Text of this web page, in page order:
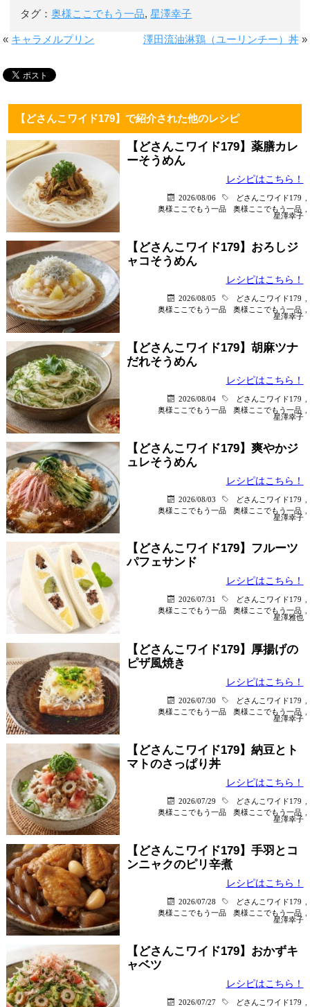
タグ：奥様ここでもう一品,星澤幸子
« キャラメルプリン 澤田流油淋鶏（ユーリンチー）丼»
【どさんこワイド179】で紹介された他のレシピ
【どさんこワイド179】薬膳カレ
ーそうめん
レシピはこちら！
2026/08/06 どさんこワイド179
奥様ここでもう一品
奥様ここでもう一品
星澤幸子
【どさんこワイド179】おろしジ
ャコそうめん
レシピはこちら！
2026/08/05 どさんこワイド179
奥様ここでもう一品
奥様ここでもう一品
星澤幸子
【どさんこワイド179】胡麻ツナ
だれそうめん
レシピはこちら！
2026/08/04 どさんこワイド179
奥様ここでもう一品
奥様ここでもう一品
星澤幸子
【どさんこワイド179】爽やかジ
ュレそうめん
レシピはこちら！
2026/08/03 どさんこワイド179
奥様ここでもう一品
奥様ここでもう一品
星澤幸子
【どさんこワイド179】フルーツ
パフェサンド
レシピはこちら！
2026/07/31 どさんこワイド179
奥様ここでもう一品
奥様ここでもう一品
星澤雅也
【どさんこワイド179】厚揚げの
ピザ風焼き
レシピはこちら！
2026/07/30 どさんこワイド179
奥様ここでもう一品
奥様ここでもう一品
星澤幸子
【どさんこワイド179】納豆とト
マトのさっぱり丼
レシピはこちら！
2026/07/29 どさんこワイド179
奥様ここでもう一品
奥様ここでもう一品
星澤幸子
【どさんこワイド179】手羽とコ
ンニャクのピリ辛煮
レシピはこちら！
2026/07/28 どさんこワイド179
奥様ここでもう一品
奥様ここでもう一品
星澤幸子
【どさんこワイド179】おかずキ
ャベツ
レシピはこちら！
2026/07/27 どさんこワイド179